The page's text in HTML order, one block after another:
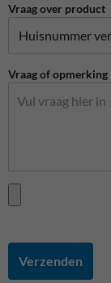
Vraag over product
Vraag of opmerking
Verzenden